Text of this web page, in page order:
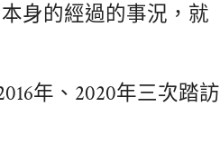
身的經過的事況，就
年、2020年三次踏訪